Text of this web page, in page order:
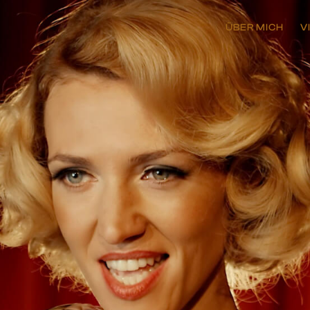
ÜBER MICH